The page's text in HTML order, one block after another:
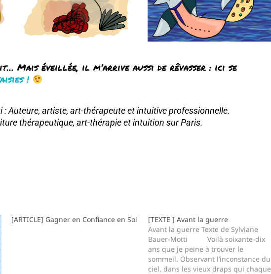
Mais éveillée, il m’arrive aussi de rêvasser : ici se
!
: Auteure, artiste, art-thérapeute et intuitive professionnelle.
thérapeutique, art-thérapie et intuition sur Paris.
[ARTICLE] Gagner en Confiance en Soi
[TEXTE ] Avant la guerre
Avant la guerre Texte de Sylviane
Bauer-Motti Voilà soixante-dix
ans que je peine à trouver le
sommeil. Observant l’inconstance du
ciel, dans les vieux draps qui chaque